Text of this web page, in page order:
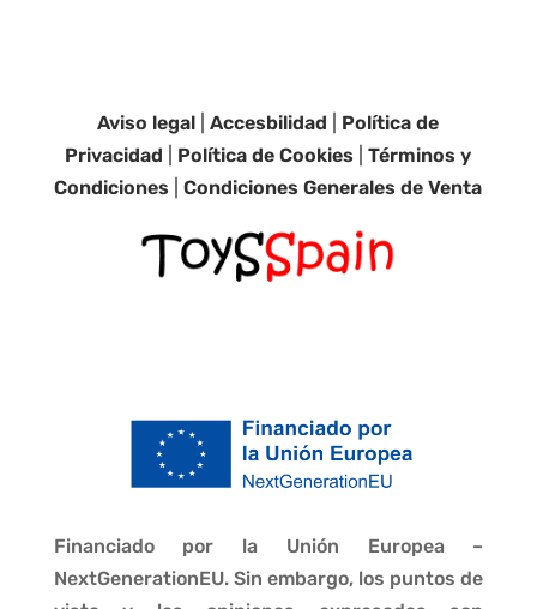
Aviso legal |Accesbilidad
Política de
Privacidad
Política de Cookies |Términos y
Condiciones |Condiciones Generales de Venta
Financiado por la Unión Europea –
NextGenerationEU. Sin embargo, los puntos de